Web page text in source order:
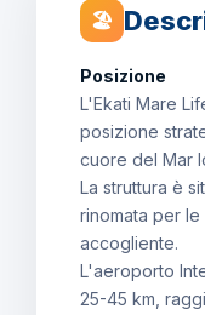
🏖
Posizione
L'Ekati Mare
posizione
cuore del Mar
La struttura è
rinomata per
accogliente.
L'aeroporto
25-45 km,